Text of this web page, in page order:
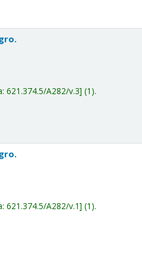
621.374.5/A282/v.3 (1).
621.374.5/A282/v.1 (1).